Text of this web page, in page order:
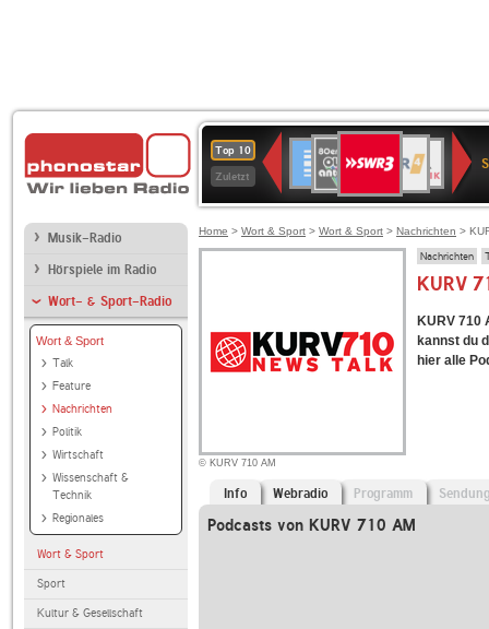
Top 10
Zuletzt
Deutschlandfunk
80er
90er
OLDIE
ANTENNE
4
KLASSIK
SWR
Kultur
NDR
2
Musik-Radio
Hörspiele im Radio
Wort- & Sport-Radio
Wort & Sport
Talk
Feature
Nachrichten
Politik
Wirtschaft
Wissenschaft &
Technik
Regionales
Wort & Sport
Sport
Kultur & Gesellschaft
Home > Wort & Sport > Wort & Sport > Nachrichten >
© KURV 710 AM
Nachrichten
KURV
KURV 710
kannst du
hier alle
Info Webradio Programm
Podcasts von KURV 710 AM